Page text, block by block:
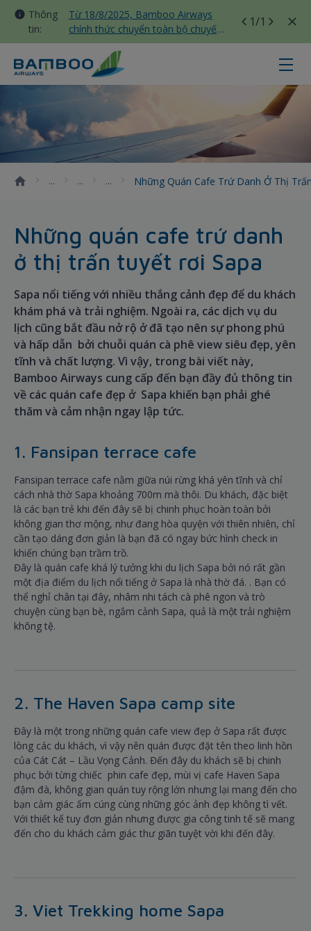
Thông
tin:
Từ 18/8/2025, Bamboo Airways
chính thức chuyển toàn bộ chuyến
bay nội địa sang nhà ga T3 Tân
Sơn Nhất
1/1
Những quán cafe trứ danh ở thị
Những Quán Cafe Trứ Danh Ở Thị
Những quán cafe trứ danh
ở thị trấn tuyết rơi Sapa
Sapa nổi tiếng với nhiều thắng cảnh đẹp để du khách
khám phá và trải nghiệm. Ngoài ra, các dịch vụ du
lịch cũng bắt đầu nở rộ ở đã tạo nên sự phong phú
và hấp dẫn bởi chuỗi quán cà phê view siêu đẹp, yên
tĩnh và chất lượng. Vì vậy, trong bài viết này,
Bamboo Airways cung cấp đến bạn đầy đủ thông tin
về các quán cafe đẹp ở Sapa khiến bạn phải ghé
thăm và cảm nhận ngay lập tức.
1. Fansipan terrace cafe
Fansipan terrace cafe nằm giữa núi rừng khá yên tĩnh và chỉ
cách nhà thờ Sapa khoảng 700m mà thôi. Du khách, đặc biệt
là các bạn trẻ khi đến đây sẽ bị chinh phục hoàn toàn bởi
không gian thơ mộng, như đang hòa quyện với thiên nhiên, chỉ
cần tạo dáng đơn giản là bạn đã có ngay bức hình check in
khiến chúng bạn trầm trồ.
Đây là quán cafe khá lý tưởng khi du lịch Sapa bởi nó rất gần
một địa điểm du lịch nổi tiếng ở Sapa là nhà thờ đá. . Bạn có
thể nghỉ chân tại đây, nhâm nhi tách cà phê ngon và trò
chuyện cùng bạn bè, ngắm cảnh Sapa, quả là một trải nghiệm
không tệ.
2. The Haven Sapa camp site
Đây là một trong những quán cafe view đẹp ở Sapa rất được
lòng các du khách, vì vậy nên quán được đặt tên theo linh hồn
của Cát Cát – Lầu Vọng Cảnh. Đến đây du khách sẽ bị chinh
phục bởi từng chiếc phin cafe đẹp, mùi vị cafe Haven Sapa
đậm đà, không gian quán tuy rộng lớn nhưng lại mang đến cho
bạn cảm giác ấm cúng cùng những góc ảnh đẹp không tì vết.
Với thiết kế tuy đơn giản nhưng được gia công tinh tế sẽ mang
đến cho du khách cảm giác thư giãn tuyệt vời khi đến đây.
3. Viet Trekking home Sapa